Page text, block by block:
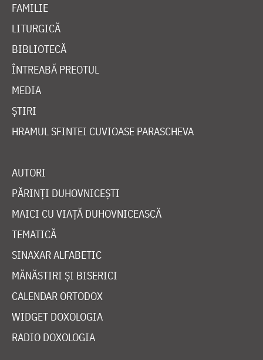
FAMILIE
LITURGICĂ
BIBLIOTECĂ
ÎNTREABĂ PREOTUL
MEDIA
ȘTIRI
HRAMUL SFINTEI CUVIOASE PARASCHEVA
AUTORI
PĂRINȚI DUHOVNICEȘTI
MAICI CU VIAȚĂ DUHOVNICEASCĂ
TEMATICĂ
SINAXAR ALFABETIC
MĂNĂSTIRI ȘI BISERICI
CALENDAR ORTODOX
WIDGET DOXOLOGIA
RADIO DOXOLOGIA